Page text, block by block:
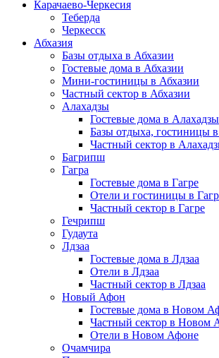
Карачаево-Черкесия
Теберда
Черкесск
Абхазия
Базы отдыха в Абхазии
Гостевые дома в Абхазии
Мини-гостиницы в Абхазии
Частный сектор в Абхазии
Алахадзы
Гостевые дома в Алахадзы
Базы отдыха, гостиницы
Частный сектор в
Багрипш
Гагра
Гостевые дома в Гагре
Отели и гостиницы в
Частный сектор в Гагре
Гечрипш
Гудаута
Лдзаа
Гостевые дома в Лдзаа
Отели в Лдзаа
Частный сектор в Лдзаа
Новый Афон
Гостевые дома в Новом
Частный сектор в Новом
Отели в Новом Афоне
Очамчира